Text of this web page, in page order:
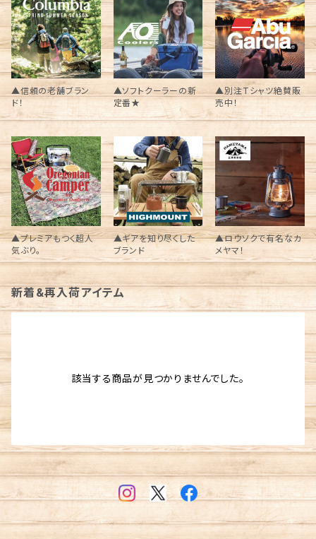
▲信頼の老舗ブラン
ド！
▲ソフトクーラーの新
定番★
▲別注Tシャツ絶賛販
売中！
▲プレミアもつく超人
気ぶり。
▲ギアを知り尽くした
ブランド
▲ロウソクで有名なカ
メヤマ！
新着&再入荷アイテム
該当する商品が見つかりませんでした。